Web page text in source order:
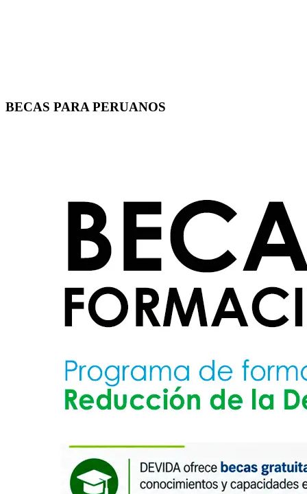
BECAS PARA PERUANOS